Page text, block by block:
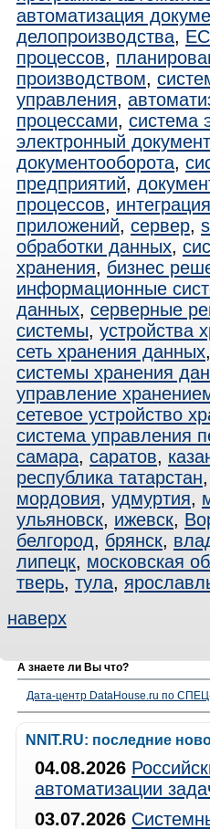
автоматизация
делопроизводства,
процессов,
производством,
управления,
процессами, система
электронный
документооборота,
предприятий,
процессов, интеграция
приложений, сервер,
обработки данных,
хранения, бизнес
информационные
данных, серверные
системы, устройства
сеть хранения данных
системы хранения
управление
сетевое устройство
система управления
самара, саратов,
республика татарстан
мордовия, удмуртия,
ульяновск, ижевск,
белгород, брянск,
липецк, московская
тверь, тула,
наверх
А знаете ли Вы что?
Дата-центр DataHouse.ru по
NNIT.RU: последние
04.08.2026
автоматизации
03.07.2026